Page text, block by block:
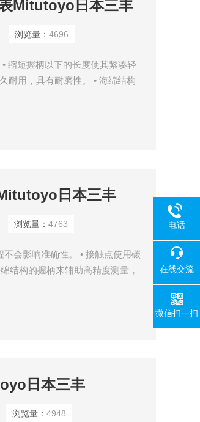
Mitutoyo日本三丰
浏览量：4696
缩短握柄以下的长度使其紧凑轻
耐用，具有耐磨性。 • 海绵结构
罩一起使用。 • 有内径表检测器
置。
日本三丰
浏览量：4763
会影响准确性。 • 接触点使用碳
结构的握柄来辅助高精度测量，
日本三丰
浏览量：4948
电话
在线交流
微信扫一扫